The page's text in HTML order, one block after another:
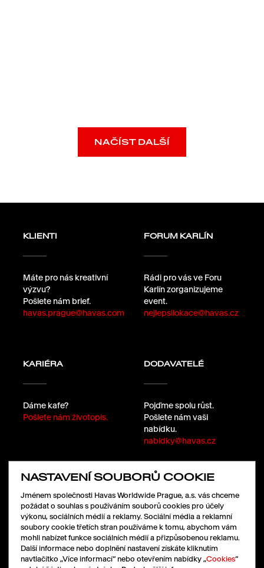
NAČÍST DALŠÍ
KLIENTI
Máte pro nás kreativní
výzvu?
Pošlete nám brief.
havas.prague@havas.com
FORUM KARLÍN
Rádi pro vás ve Foru
Karlín zorganizujeme
event.
nejlepsilokace@havas.cz
KARIÉRA
Dáme kafe?
Pošlete nám životopis.
DODAVATELÉ
Pojďme spolu růst.
Pošlete nám vaši
nabídku.
nabidky@havas.cz
SLEDUJTE NÁS
LinkedIn
Facebook
Instagram
NASTAVENÍ SOUBORŮ COOKIE
Jménem společnosti Havas Worldwide Prague, a.s. vás chceme
požádat o souhlas s používáním souborů cookies pro účely
výkonu, sociálních médií a reklamy. Sociální média a reklamní
soubory cookie třetích stran používáme k tomu, abychom vám
mohli nabízet funkce sociálních médií a přizpůsobenou reklamu.
Další informace nebo doplnění nastavení získáte kliknutím
navtlačítko „Více informací“ nebo otevřením nabídky „Cookies“